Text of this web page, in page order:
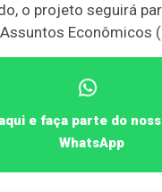
o projeto seguirá
Econômicos
e faça parte do
WhatsApp